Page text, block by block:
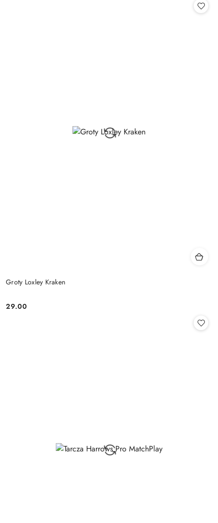
Groty Loxley Kraken
Cena:
29.00